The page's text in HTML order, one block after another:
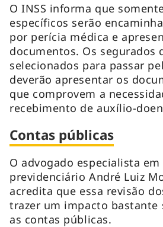
O INSS informa que
específicos serão
por perícia médica e
documentos. Os segurados
selecionados para passar
deverão apresentar os
que comprovem a
recebimento de auxílio-
Contas públicas
O advogado especialista
previdenciário André Luiz
acredita que essa revisão
trazer um impacto bastante
as contas públicas.